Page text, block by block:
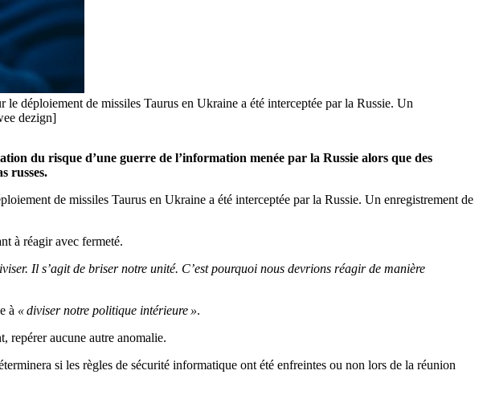
déploiement de missiles Taurus en Ukraine a été interceptée par la Russie. Un
dezign]
du risque d’une guerre de l’information menée par la Russie alors que des
russes.
de missiles Taurus en Ukraine a été interceptée par la Russie. Un enregistrement de
à réagir avec fermeté.
Il s’agit de briser notre unité. C’est pourquoi nous devrions réagir de manière
à « diviser notre politique intérieure ».
repérer aucune autre anomalie.
si les règles de sécurité informatique ont été enfreintes ou non lors de la réunion